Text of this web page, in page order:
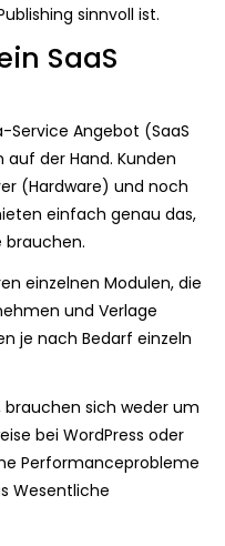
sinnvoll ist.
SaaS
Angebot (SaaS
der Hand. Kunden
(Hardware) und noch
einfach genau das,
brauchen.
einzelnen Modulen, die
und Verlage
je nach Bedarf einzeln
brauchen sich weder um
bei WordPress oder
Performanceprobleme
Wesentliche